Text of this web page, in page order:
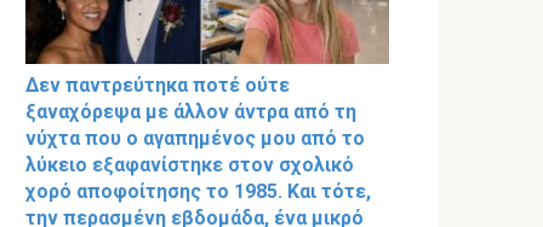
Δεν παντρεύτηκα ποτέ ούτε
ξαναχόρεψα με άλλον άντρα από τη
νύχτα που ο αγαπημένος μου από το
λύκειο εξαφανίστηκε στον σχολικό
χορό αποφοίτησης το 1985. Και τότε,
την περασμένη εβδομάδα, ένα μικρό